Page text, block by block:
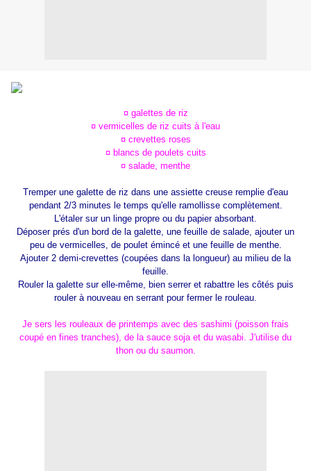
¤ galettes de riz
¤ vermicelles de riz cuits à l'eau
¤ crevettes roses
¤ blancs de poulets cuits
¤ salade, menthe
Tremper une galette de riz dans une assiette creuse remplie d'eau
pendant 2/3 minutes le temps qu'elle ramollisse complètement.
L'étaler sur un linge propre ou du papier absorbant.
Déposer prés d'un bord de la galette, une feuille de salade, ajouter un
peu de vermicelles, de poulet émincé et une feuille de menthe.
Ajouter 2 demi-crevettes (coupées dans la longueur) au milieu de la
feuille.
Rouler la galette sur elle-même, bien serrer et rabattre les côtés puis
rouler à nouveau en serrant pour fermer le rouleau.
Je sers les rouleaux de printemps avec des sashimi (poisson frais
coupé en fines tranches), de la sauce soja et du wasabi. J'utilise du
thon ou du saumon.